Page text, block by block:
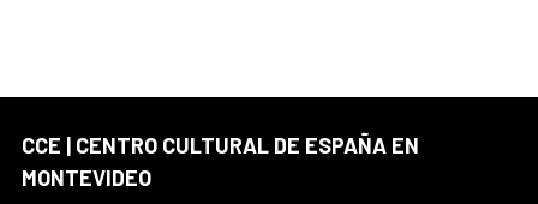
CCE | CENTRO CULTURAL DE ESPAÑA EN
MONTEVIDEO